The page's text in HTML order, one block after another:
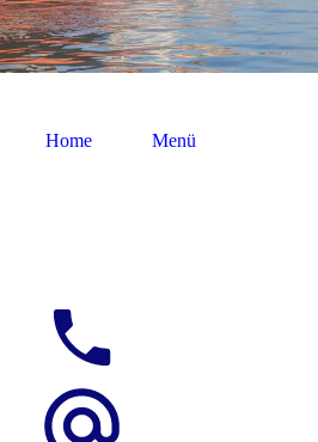
Home Menü